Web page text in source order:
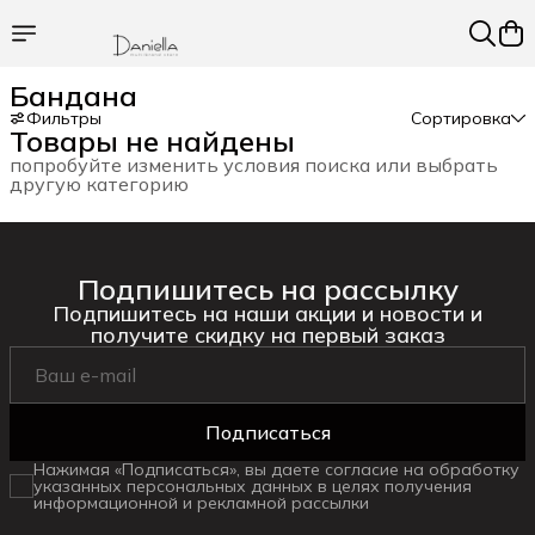
Бандана
Фильтры Сортировка
Товары не найдены
попробуйте изменить условия поиска или выбрать
другую категорию
Подпишитесь на рассылку
Подпишитесь на наши акции и новости и
получите скидку на первый заказ
Подписаться
Нажимая «Подписаться», вы даете согласие на обработку
указанных персональных данных в целях получения
информационной и рекламной рассылки